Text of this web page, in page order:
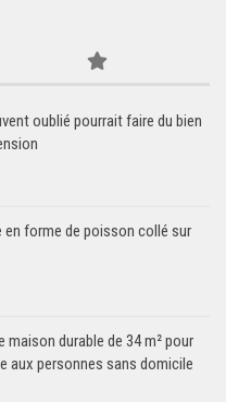
oublié pourrait faire du bien
en forme de poisson collé sur
maison durable de 34 m² pour
aux personnes sans domicile